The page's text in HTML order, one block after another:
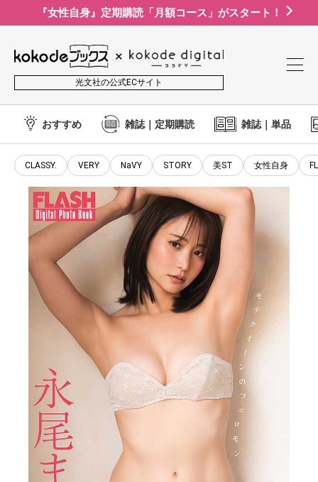
『女性自身』定期購読「月額コース」がスタート！
光文社の公式ECサイト
おすすめ 雑誌｜定期購読 雑誌｜単品
CLASSY. VERY NaVY STORY 美ST 女性自身